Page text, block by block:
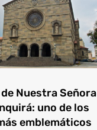
Nuestra Señora
uno de los
emblemáticos